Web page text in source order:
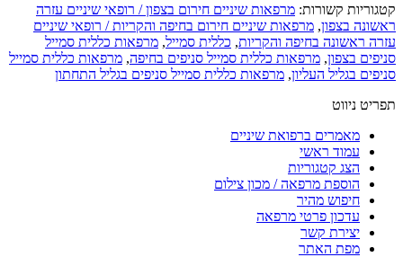
קשורות:מרפאות שיניים חירום בצפון / רופאי שיניים עזרה
בצפון,מרפאות שיניים חירום בחיפה והקריות / רופאי שיניים
ראשונה בחיפה והקריות,כללית סמייל,מרפאות כללית סמייל
בצפון,מרפאות כללית סמייל סניפים בחיפה,מרפאות כללית סמייל
בגליל העליון,מרפאות כללית סמייל סניפים בגליל התחתון
ניווט
מאמרים ברפואת שיניים
עמוד ראשי
הצג קטגוריות
הוספת מרפאה / מכון צילום
חיפוש מהיר
עדכון פרטי מרפאה
יצירת קשר
מפת האתר